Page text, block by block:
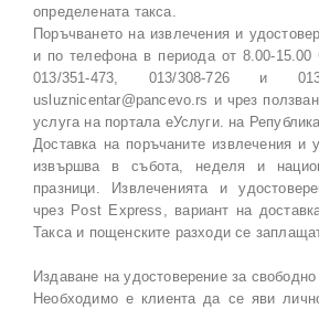
определената такса.
Поръчването на извлечения и
и по телефона в периода от 8.00-15.00
013/351-473, 013/308-726 и
usluznicentar@pancevo.rs и чрез
услуга на портала еУслуги. на
Доставка на поръчаните извлечения и
извършва в събота, неделя и
празници. Извлеченията и
чрез Post Express, вариант на
Такса и пощенските разходи се
Издаване на удостоверение за
Необходимо е клиента да се яви